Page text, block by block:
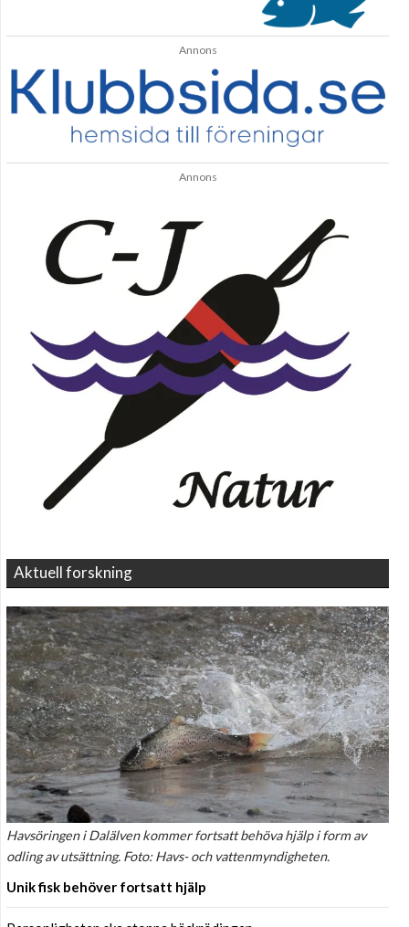
Annons
Annons
Aktuell forskning
Havsöringen i Dalälven kommer fortsatt behöva hjälp i form av
odling av utsättning. Foto: Havs- och vattenmyndigheten.
Unik fisk behöver fortsatt hjälp